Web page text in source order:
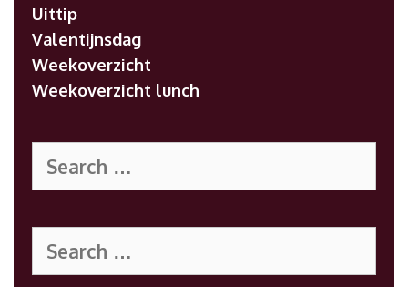
Uittip
Valentijnsdag
Weekoverzicht
Weekoverzicht lunch
for:
for: